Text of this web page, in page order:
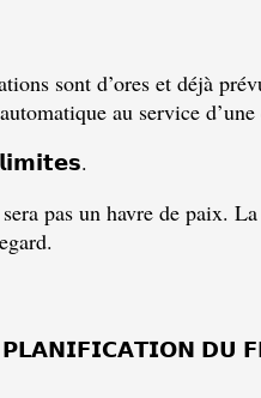
sont d’ores et déjà
au service d’une
pas un havre de paix.
𝗗𝗨